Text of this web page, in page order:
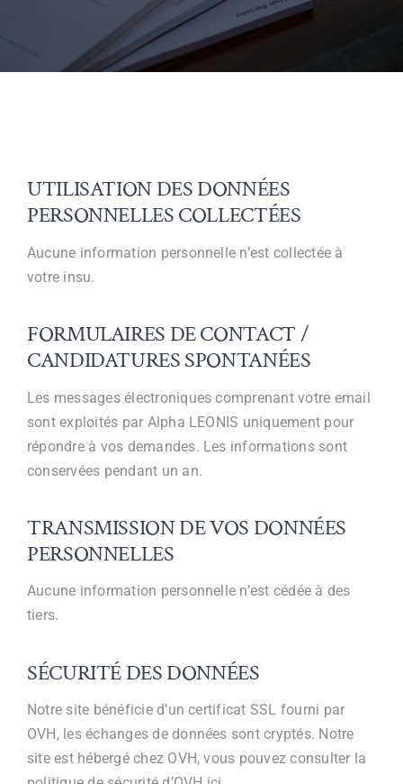
UTILISATION DES DONNÉES
PERSONNELLES COLLECTÉES
Aucune information personnelle n’est collectée à
votre insu.
FORMULAIRES DE CONTACT /
CANDIDATURES SPONTANÉES
Les messages électroniques comprenant votre email
sont exploités par Alpha LEONIS uniquement pour
répondre à vos demandes. Les informations sont
conservées pendant un an.
TRANSMISSION DE VOS DONNÉES
PERSONNELLES
Aucune information personnelle n’est cédée à des
tiers.
SÉCURITÉ DES DONNÉES
Notre site bénéficie d’un certificat SSL fourni par
OVH, les échanges de données sont cryptés. Notre
site est hébergé chez OVH, vous pouvez consulter la